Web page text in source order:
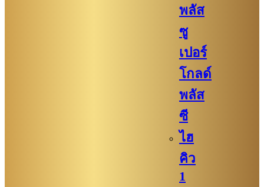
พลัส
ซู
เปอร์
โกลด์
พลัส
ซี
ไฮ
คิว​
1